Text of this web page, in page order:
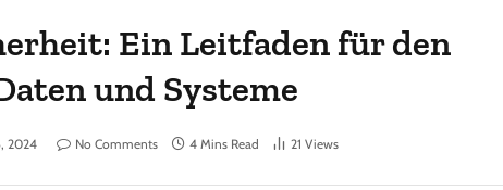
Ein Leitfaden für den
und Systeme
2024 No Comments 4 Mins Read 21 Views